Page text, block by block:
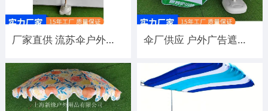
厂家直供 流苏伞户外遮阳伞古典风花园景区沙滩太阳伞带转向歪头 伞厂供应 户外广告遮阳太阳伞 企业宣传用户外休闲伞厂家定制